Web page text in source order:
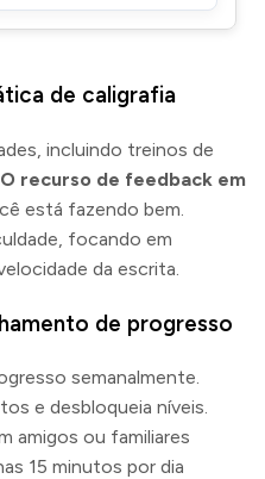
de caligrafia
incluindo treinos de
O recurso de feedback em
está fazendo bem.
focando em
da escrita.
de progresso
semanalmente.
e desbloqueia níveis.
amigos ou familiares
15 minutos por dia